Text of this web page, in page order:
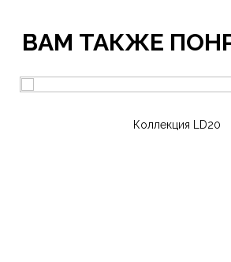
ВАМ ТАКЖЕ
Коллекция LD20